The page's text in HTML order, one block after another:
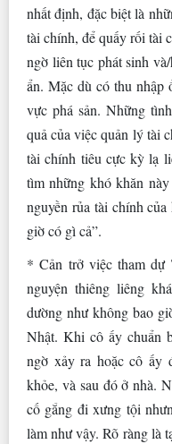
nhất định, đặc biệt là
tài chính, để quấy rối tài
ngờ liên tục phát sinh
ẩn. Mặc dù có thu nhập
vực phá sản. Những
quả của việc quản lý tài
tài chính tiêu cực kỳ lạ
tìm những khó khăn
nguyền rủa tài chính
giờ có gì cả”.
* Cản trở việc tham
nguyện thiêng liêng
dường như không bao
Nhật. Khi cô ấy chuẩn
ngờ xảy ra hoặc cô ấy
khỏe, và sau đó ở nhà.
cố gắng đi xưng tội
làm như vậy. Rõ ràng là